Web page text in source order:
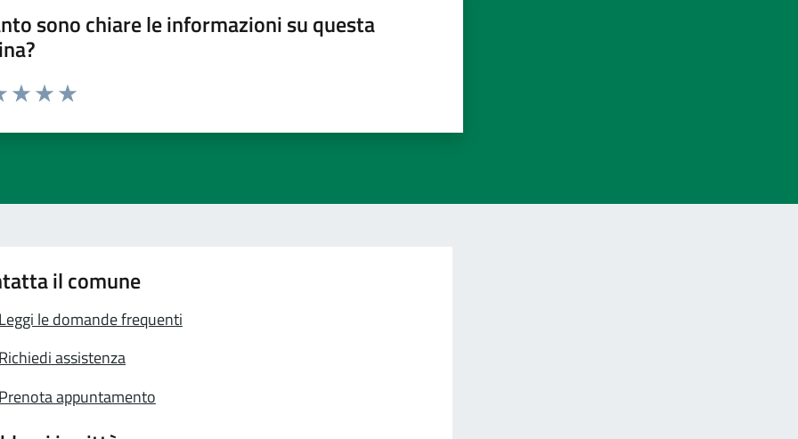
sono chiare le informazioni su questa
il comune
le domande frequenti
assistenza
appuntamento